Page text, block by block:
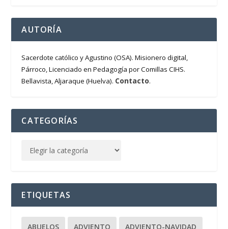
AUTORÍA
Sacerdote católico y Agustino (OSA). Misionero digital,
Párroco, Licenciado en Pedagogía por Comillas CIHS.
Bellavista, Aljaraque (Huelva). Contacto.
CATEGORÍAS
ETIQUETAS
ABUELOS ADVIENTO ADVIENTO-NAVIDAD